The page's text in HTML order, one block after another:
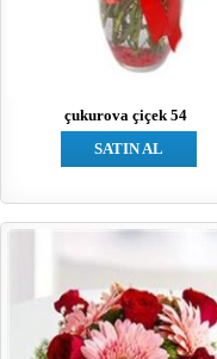
çukurova çiçek 54
SATIN AL